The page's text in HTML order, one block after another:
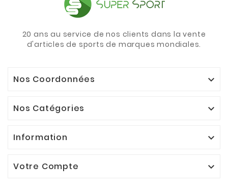
20 ans au service de nos clients dans la vente
d'articles de sports de marques mondiales.
Nos Coordonnées 
Nos Catégories 
Information 
Votre Compte 